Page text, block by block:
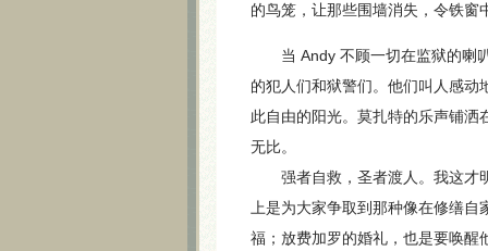
的鸟笼，让那些围墙消失，令铁窗
当 Andy 不顾一切在监狱的喇叭
的犯人们和狱警们。他们叫人感
此自由的阳光。莫扎特的乐声铺
无比。
强者自救，圣者渡人。我这才
上是为大家争取到那种像在修缮
福；放费加罗的婚礼，也是要唤醒